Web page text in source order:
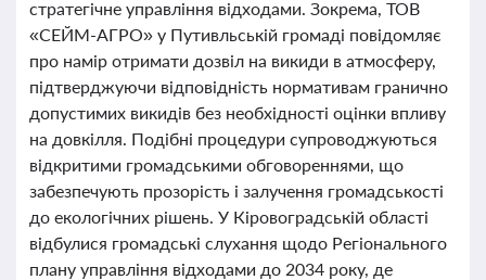
стратегічне управління відходами. Зокрема, ТОВ
«СЕЙМ-АГРО» у Путивльській громаді повідомляє
про намір отримати дозвіл на викиди в атмосферу,
підтверджуючи відповідність нормативам гранично
допустимих викидів без необхідності оцінки впливу
на довкілля. Подібні процедури супроводжуються
відкритими громадськими обговореннями, що
забезпечують прозорість і залучення громадськості
до екологічних рішень. У Кіровоградській області
відбулися громадські слухання щодо Регіонального
плану управління відходами до 2034 року, де